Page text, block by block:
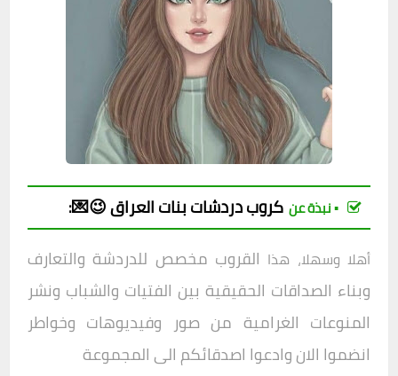
▪︎ نبذة عن كروبدردشات بنات العراق 😉💌:
أهلا وسهلا، هذا القروب مخصص للدردشة والتعارف
وبناء الصداقات الحقيقية بين الفتيات والشباب ونشر
المنوعات الغرامية من صور وفيديوهات وخواطر
انضموا الان وادعوا اصدقائكم الى المجموعة